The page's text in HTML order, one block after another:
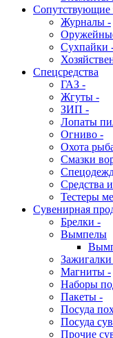
Сопутствующие
Журналы -
Сухпайки
Спецсредства
ГАЗ -
Жгуты -
ЗИП -
Лопаты
Огниво -
Охота
Смазки
Средства
Тестеры
Сувенирная
Брелки -
Вымпелы
Магниты -
Наборы
Пакеты -
Посуда
Посуда
Прочие